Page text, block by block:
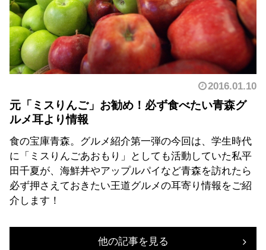
2016.01.10
元「ミスりんご」お勧め！必ず食べたい青森グ
ルメ耳より情報
食の宝庫青森。グルメ紹介第一弾の今回は、学生時代
に「ミスりんごあおもり」としても活動していた私平
田千夏が、海鮮丼やアップルパイなど青森を訪れたら
必ず押さえておきたい王道グルメの耳寄り情報をご紹
介します！
他の記事を見る